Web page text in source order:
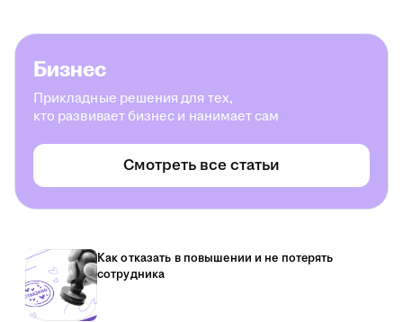
Бизнес
Прикладные решения для тех,
кто развивает бизнес и нанимает сам
Смотреть все статьи
Как отказать в повышении и не потерять
сотрудника